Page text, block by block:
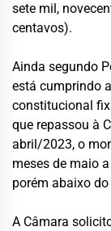
sete mil,
centavos).
Ainda segundo
está cumprindo
constitucional
que repassou à
abril/2023, o
meses de maio
porém abaixo
A Câmara